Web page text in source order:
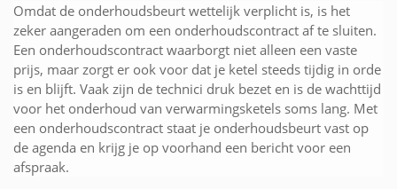
Omdat de onderhoudsbeurt wettelijk verplicht is, is het
zeker aangeraden om een onderhoudscontract af te sluiten.
Een onderhoudscontract waarborgt niet alleen een vaste
prijs, maar zorgt er ook voor dat je ketel steeds tijdig in orde
is en blijft. Vaak zijn de technici druk bezet en is de wachttijd
voor het onderhoud van verwarmingsketels soms lang. Met
een onderhoudscontract staat je onderhoudsbeurt vast op
de agenda en krijg je op voorhand een bericht voor een
afspraak.